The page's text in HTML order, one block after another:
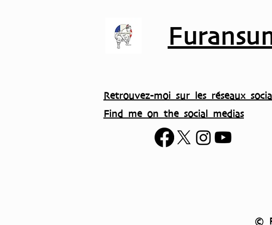
Retrouvez-moi sur les réseaux
Find me on the social medias
©